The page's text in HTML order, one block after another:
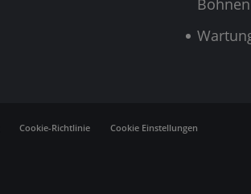
Bohnen
Cookie-Richtlinie Cookie Einstellungen